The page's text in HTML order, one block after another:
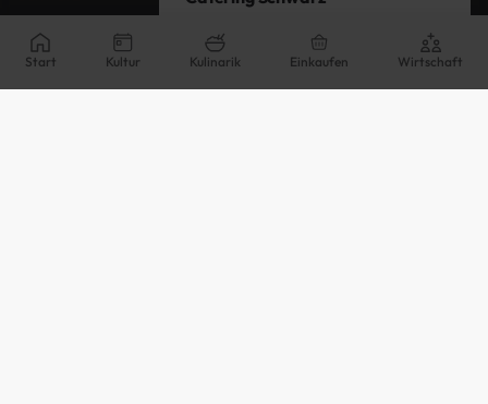
Heute geöffnet von 08:00–17:00 Uhr
Start Kultur Kulinarik Einkaufen Wirtschaft